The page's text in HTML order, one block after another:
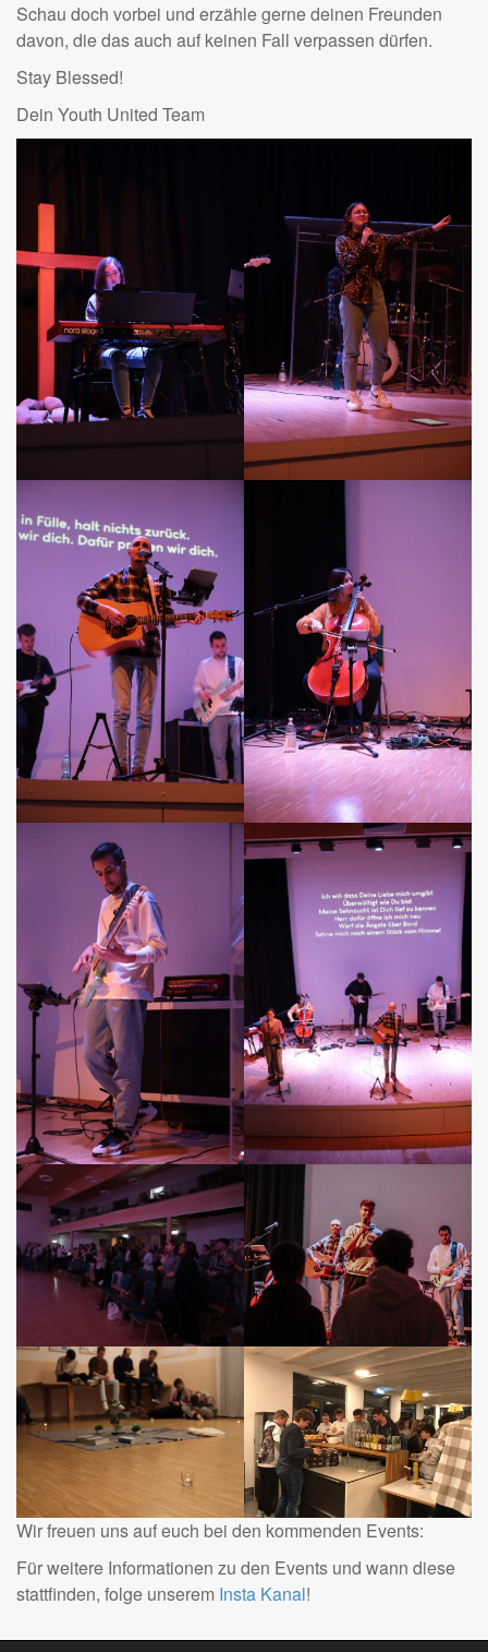
Schau doch vorbei und erzähle gerne deinen Freunden
davon, die das auch auf keinen Fall verpassen dürfen.
Stay Blessed!
Dein Youth United Team
Wir freuen uns auf euch bei den kommenden Events:
Für weitere Informationen zu den Events und wann diese
stattfinden, folge unserem Insta Kanal!